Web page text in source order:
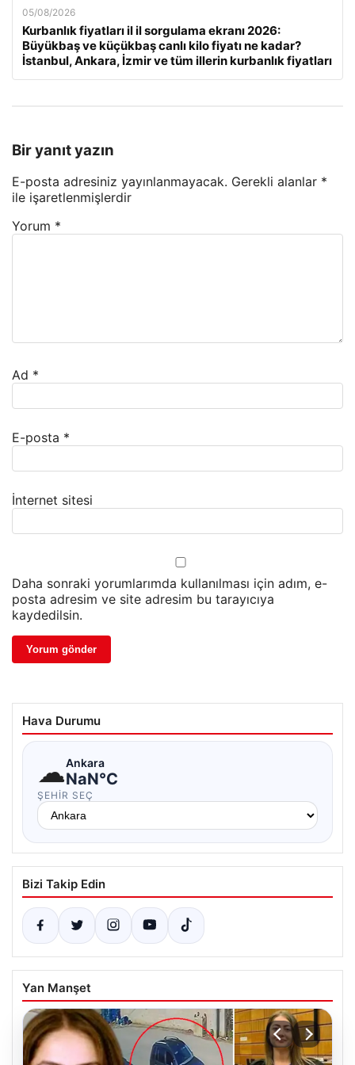
05/08/2026
Kurbanlık fiyatları il il sorgulama ekranı 2026:
Büyükbaş ve küçükbaş canlı kilo fiyatı ne kadar?
İstanbul, Ankara, İzmir ve tüm illerin kurbanlık fiyatları
Bir yanıt yazın
E-posta adresiniz yayınlanmayacak. Gerekli alanlar *
ile işaretlenmişlerdir
Yorum *
Ad *
E-posta *
İnternet sitesi
Daha sonraki yorumlarımda kullanılması için adım, e-
posta adresim ve site adresim bu tarayıcıya
kaydedilsin.
Hava Durumu
☁Ankara
NaN°C
ŞEHIR SEÇ
Bizi Takip Edin
Yan Manşet